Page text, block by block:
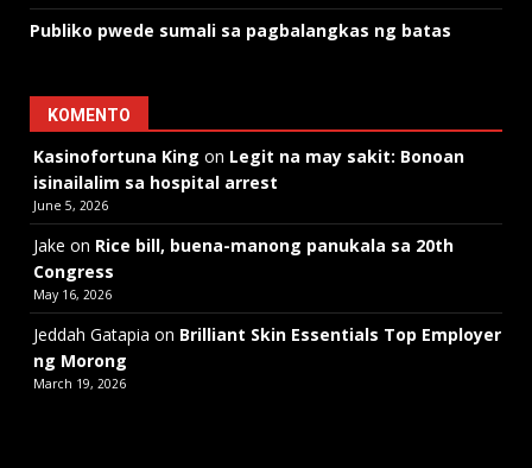
Publiko pwede sumali sa pagbalangkas ng batas
KOMENTO
Kasinofortuna King on Legit na may sakit: Bonoan
isinailalim sa hospital arrest
June 5, 2026
Jake on Rice bill, buena-manong panukala sa 20th
Congress
May 16, 2026
Jeddah Gatapia on Brilliant Skin Essentials Top Employer
ng Morong
March 19, 2026